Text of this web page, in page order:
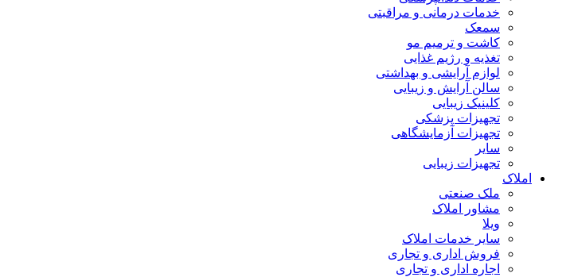
خدمات درمانی و مراقبتی
سمعک
کاشت و ترمیم مو
تغذیه و رژیم غذایی
لوازم آرایشی و بهداشتی
سالن آرایش و زیبایی
کلینیک زیبایی
تجهیزات پزشکی
تجهیزات آزمایشگاهی
سایر
تجهیزات زیبایی
املاک
ملک صنعتی
مشاور املاک
ویلا
سایر خدمات املاک
فروش اداری و تجاری
اجاره اداری و تجاری